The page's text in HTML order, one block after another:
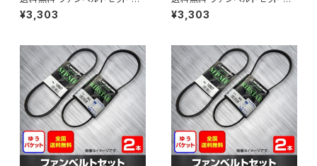
ヨタ プロボックス 型式NCP50
V H24.01～ （国内トップメーカ
¥3,303
ヨタ プロボックス 型式NCP51V
H24.01～ （国内トップメーカ
¥3,303